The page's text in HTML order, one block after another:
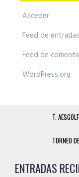
Acceder
Feed de entradas
Feed de
WordPress.org
T.
TORNEO
ENTRADAS